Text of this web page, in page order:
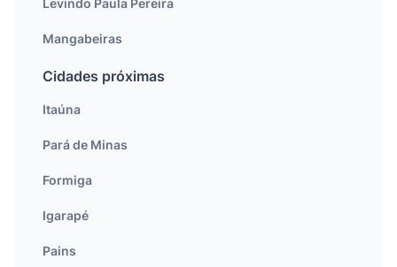
Levindo Paula Pereira
Mangabeiras
Cidades próximas
Itaúna
Pará de Minas
Formiga
Igarapé
Pains